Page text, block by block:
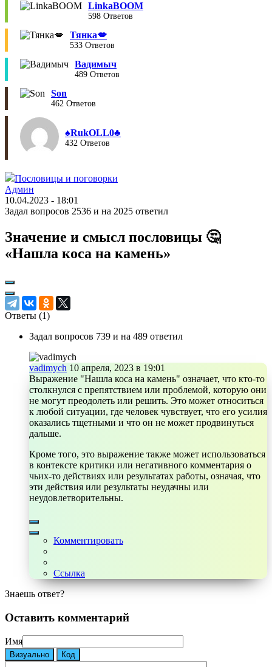
LinkaBOOM
598 Ответов
Тянка💋
533 Ответов
Вадимыч
489 Ответов
Son
462 Ответов
♠︎RukOLL0♣︎
432 Ответов
Пословицы и поговорки
Админ
10.04.2023 - 18:01
Задал вопросов 2536 и на 2025 ответил
Значение и смысл пословицы 🤔
«Нашла коса на камень»
Ответы (1)
Задал вопросов 739 и на 489 ответил
vadimych 10 апреля, 2023 в 19:01
Выражение "Нашла коса на камень" означает, что кто-то
столкнулся с препятствием или проблемой, которую они
не могут преодолеть или решить. Это может относиться
к любой ситуации, где человек чувствует, что его усилия
оказались тщетными и что он не может продвинуться
дальше.
Кроме того, это выражение также может использоваться
в контексте критики или негативного комментария о
чьих-то действиях или результатах работы, означая, что
эти действия или результаты неудачны или
неудовлетворительны.
Комментировать
Ссылка
Знаешь ответ?
Оставить комментарий
Имя
Визуально Код